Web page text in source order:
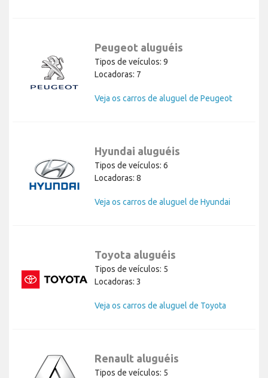
Peugeot aluguéis
Tipos de veículos: 9
Locadoras: 7
Veja os carros de aluguel de Peugeot
Hyundai aluguéis
Tipos de veículos: 6
Locadoras: 8
Veja os carros de aluguel de Hyundai
Toyota aluguéis
Tipos de veículos: 5
Locadoras: 3
Veja os carros de aluguel de Toyota
Renault aluguéis
Tipos de veículos: 5